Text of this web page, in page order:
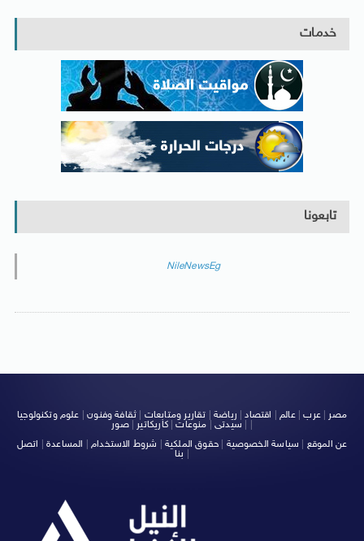
خدمات
تابعونا
NileNewsEg
مصر |عرب|عالم| اقتصاد| رياضة تقارير ومتابعات ثقافة وفنون| علوم وتكنولوجيا
سيدتى| منوعات|كاريكاتير |صور
عن الموقع
سياسة الخصوصية حقوق الملكية شروط الاستخدام المساعدة
اتصل
بنا